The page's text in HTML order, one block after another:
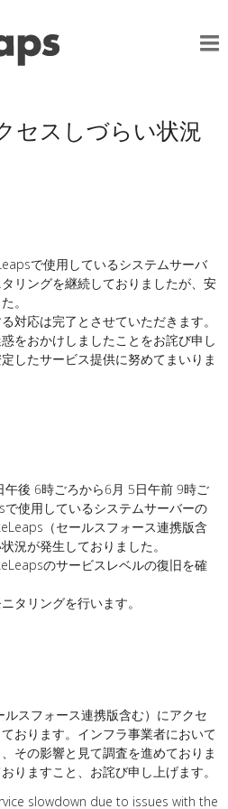
セスしづらい状況
で使用しているシステムサーバ
リングを継続しておりましたが、安
。
対応は完了とさせていただきます。
をおかけしましたことをお詫び申し
したサービス提供に努めてまいりま
後 6時ごろから6月 5日午前 9時ご
使用しているシステムサーバーの
（セールスフォース連携版含
況が発生しておりました。
のサービスレベルの復旧を確
タリングを行います。
スフォース連携版含む）にアクセ
おります。インフラ事業者において
その影響と見て調査を進めておりま
りますこと、お詫び申し上げます。
slowdown due to issues with the